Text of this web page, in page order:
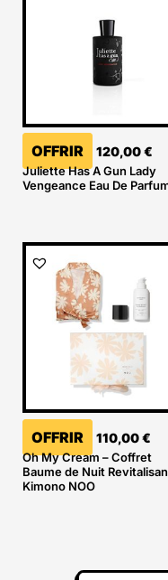
OFFRIR 120,00€
Juliette Has A Gun Lady
Vengeance Eau De
OFFRIR 110,00€
Oh My Cream – Coffret
Baume de Nuit
Kimono NOO